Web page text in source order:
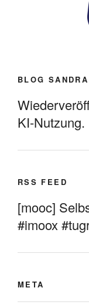
BLOG
KI-Nutzung.
RSS FEED
[mooc]
#imoox
META